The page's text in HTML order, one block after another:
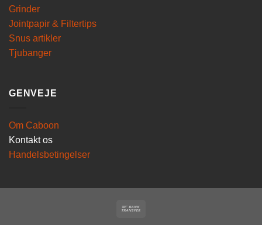
Grinder
Jointpapir & Filtertips
Snus artikler
Tjubanger
GENVEJE
Om Caboon
Kontakt os
Handelsbetingelser